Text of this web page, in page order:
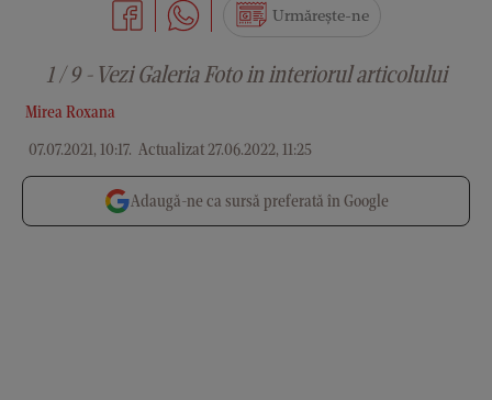
Mirea Roxana
07.07.2021, 10:17. Actualizat 27.06.2022, 11:25
Urmărește-ne
1 / 9 - Vezi Galeria Foto in interiorul articolului
Adaugă-ne ca sursă preferată în Google